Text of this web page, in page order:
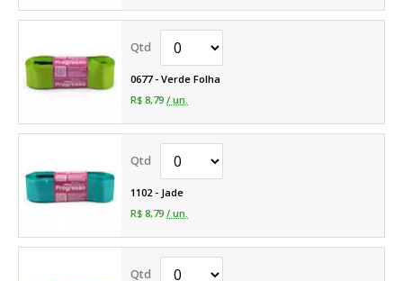
0677 - Verde Folha
R$ 8,79 / un.
1102 - Jade
R$ 8,79 / un.